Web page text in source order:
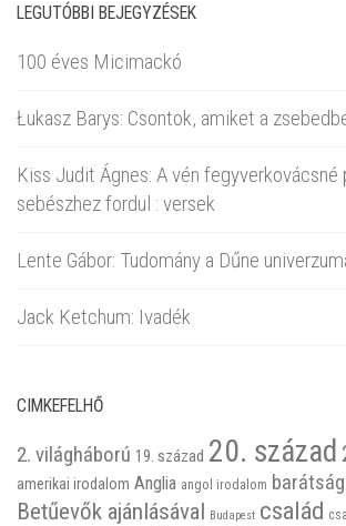
LEGUTÓBBI BEJEGYZÉSEK
100 éves Micimackó
Łukasz Barys: Csontok, amiket a
Kiss Judit Ágnes: A vén fegyverkovácsné
sebészhez fordul : versek
Lente Gábor: Tudomány a Dűne
Jack Ketchum: Ivadék
CIMKEFELHŐ
2. világháború 19. század 20. század
amerikai irodalom Anglia angol irodalom barátság
Betűevők ajánlásával Budapest család